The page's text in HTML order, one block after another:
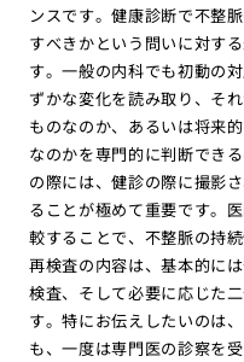
ンスです。健康診断で不整
すべきかという問いに対す
す。一般の内科でも初動の
ずかな変化を読み取り、そ
ものなのか、あるいは将来
なのかを専門的に判断でき
の際には、健診の際に撮影
ることが極めて重要です。
較することで、不整脈の持
再検査の内容は、基本的に
検査、そして必要に応じた
す。特にお伝えしたいのは
も、一度は専門医の診察を